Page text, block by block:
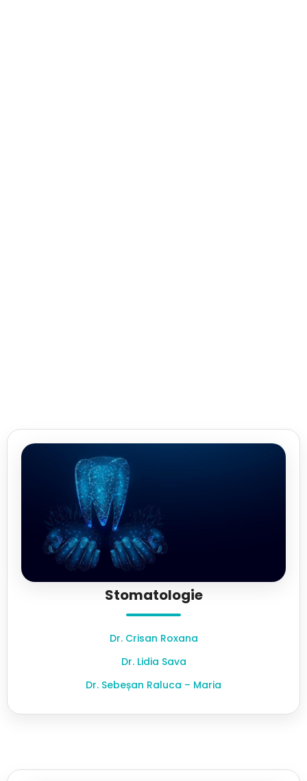
Stomatologie
Dr. Crisan Roxana
Dr. Lidia Sava
Dr. Sebeșan Raluca – Maria